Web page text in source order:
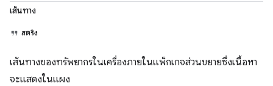
เส้นทาง
สตริง
เส้นทางของทรัพยากรในเครื่องภายในแพ็กเกจส่วนขยายซึ่งเนื้อหา
จะแสดงในแผง